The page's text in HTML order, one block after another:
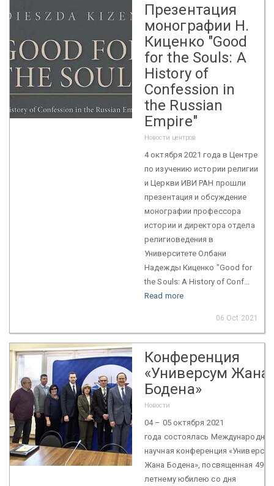
Презентация
монографии Н.
Киценко "Good
for the Souls: A
History of
Confession in
the Russian
Empire"
Новости центров
4 октября 2021 года в Центре
по изучению истории религии
и Церкви ИВИ РАН прошли
презентация и обсуждение
монографии профессора
истории и директора отдела
религиоведения в
Университете Олбани
Надежды Киценко "Good for
the Souls: A History of Conf...
Read more
06 Oct 2021
Конференция
«Универсум Жана
Бодена»
Новости
04 – 05 октября 2021
года состоялась Международная
научная конференция «Универсум
Жана Бодена», посвященная 490-
летнему юбилею со дня